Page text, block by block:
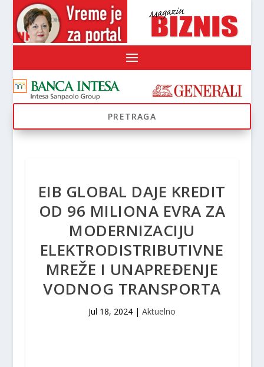
EIB GLOBAL DAJE KREDIT
OD 96 MILIONA EVRA ZA
MODERNIZACIJU
ELEKTRODISTRIBUTIVNE
MREŽE I UNAPREĐENJE
VODNOG TRANSPORTA
Jul 18, 2024| Aktuelno